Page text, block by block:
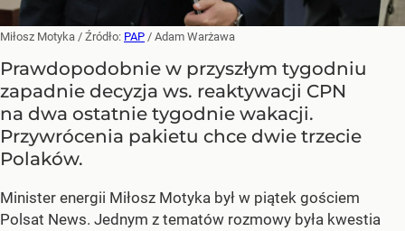
Miłosz Motyka / Źródło: PAP / Adam Warżawa
Prawdopodobnie w przyszłym tygodniu
zapadnie decyzja ws. reaktywacji CPN
na dwa ostatnie tygodnie wakacji.
Przywrócenia pakietu chce dwie trzecie
Polaków.
Minister energii Miłosz Motyka był w piątek gościem
Polsat News. Jednym z tematów rozmowy była kwestia